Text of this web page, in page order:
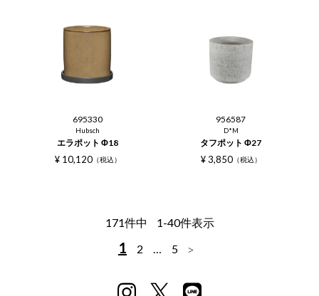
695330
Hubsch
エラポット Φ18
¥ 10,120 税込
956587
D*M
タフポット Φ27
¥ 3,850 税込
171件中 1-40件表示
1 2 … 5